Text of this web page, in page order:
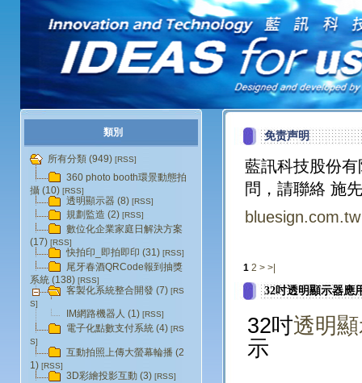
免责声明
藍訊科技股份
問，請聯絡
bluesign.com.tw
1 2 > >|
32吋透明顯示器應
32吋透明
示
類別
所有分類 (949) [RSS]
360 photo booth環景動態拍
攝 (10) [RSS]
透明顯示器 (8) [RSS]
規劃監造 (2) [RSS]
數位化企業家庭日解決方案
(17) [RSS]
快拍印_即拍即印 (31) [RSS]
尾牙春酒QRCode報到抽獎
系統 (138) [RSS]
客製化系統整合開發 (7) [RS
S]
IM網路機器人 (1) [RSS]
電子化點數支付系統 (4) [RS
S]
互動拍照上傳大螢幕輪播 (2
1) [RSS]
3D彩繪投影互動 (3) [RSS]